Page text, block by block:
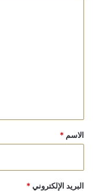
*
الاسم *
البريد الإلكتروني *